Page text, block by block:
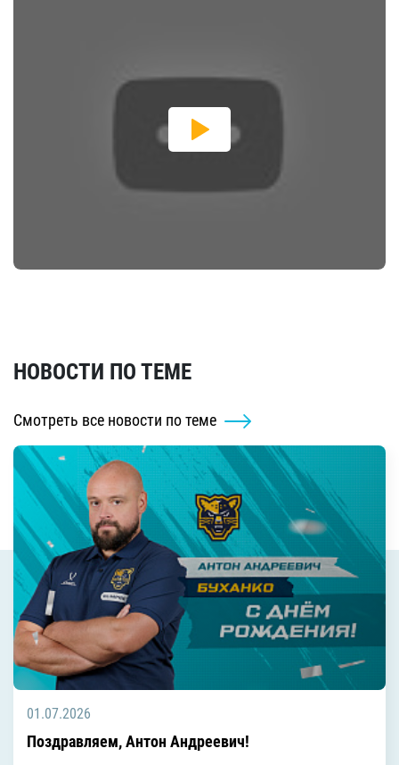
НОВОСТИ ПО ТЕМЕ
Смотреть все новости по теме
01.07.2026
Поздравляем, Антон Андреевич!